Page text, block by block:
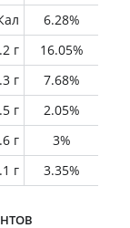
6.28%
г
16.05%
г
7.68%
г
2.05%
г
3%
г 3.35%